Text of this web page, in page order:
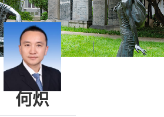
何炽